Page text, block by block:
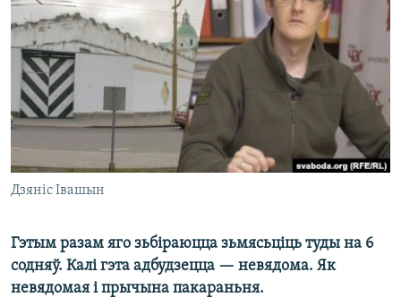
КУЛЬТУРА
КАЛЯНДАР
МОВА
НА ХВАЛЯХ СВАБОДЫ
Дзяніс Івашын
Гэтым разам яго зьбіраюцца зьмясьціць туды на 6
содняў. Калі гэта адбудзецца — невядома. Як
невядомая і прычына пакараньня.